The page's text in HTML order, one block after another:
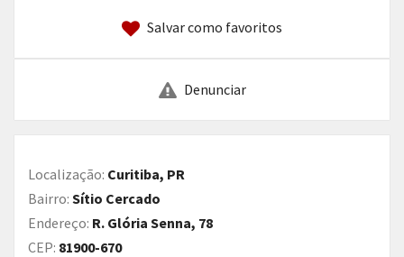
Salvar como favoritos
Denunciar
Localização: Curitiba, PR
Bairro: Sítio Cercado
Endereço: R. Glória Senna, 78
CEP: 81900-670